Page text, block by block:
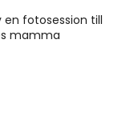
en fotosession till
mamma